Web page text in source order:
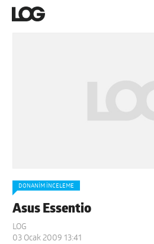
DONANIM İNCELEME
Asus Essentio
LOG
03 Ocak 2009 13:41